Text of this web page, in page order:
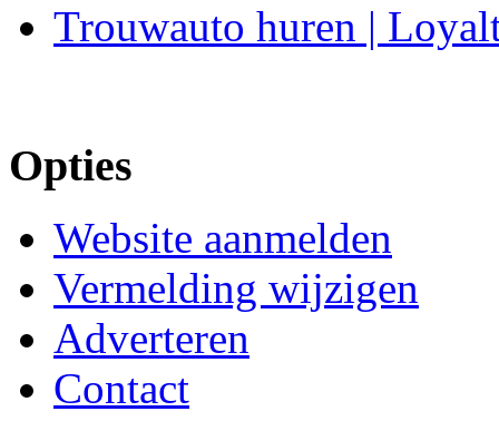
Trouwauto huren |
Opties
Website aanmelden
Vermelding wijzigen
Adverteren
Contact